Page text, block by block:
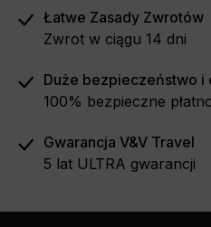
Łatwe Zasady Zwrotów
Zwrot w ciągu 14 dni
Duże bezpieczeństwo i
100% bezpieczne
Gwarancja V&V Travel
5 lat ULTRA gwarancji